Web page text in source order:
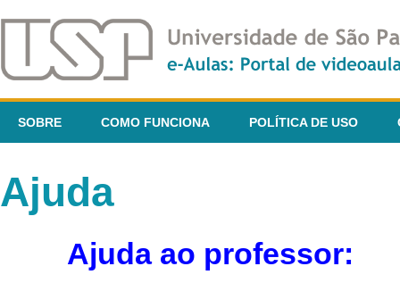
SOBRE COMO FUNCIONA POLÍTICA DE USO
Ajuda
Ajuda ao professor: